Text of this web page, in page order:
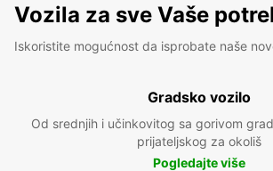
Vozila za sve Vaše
Iskoristite mogućnost da isprobate naše
Gradsko vozilo
Od srednjih i učinkovitog sa gorivom
prijateljskog za okoliš
Pogledajte više